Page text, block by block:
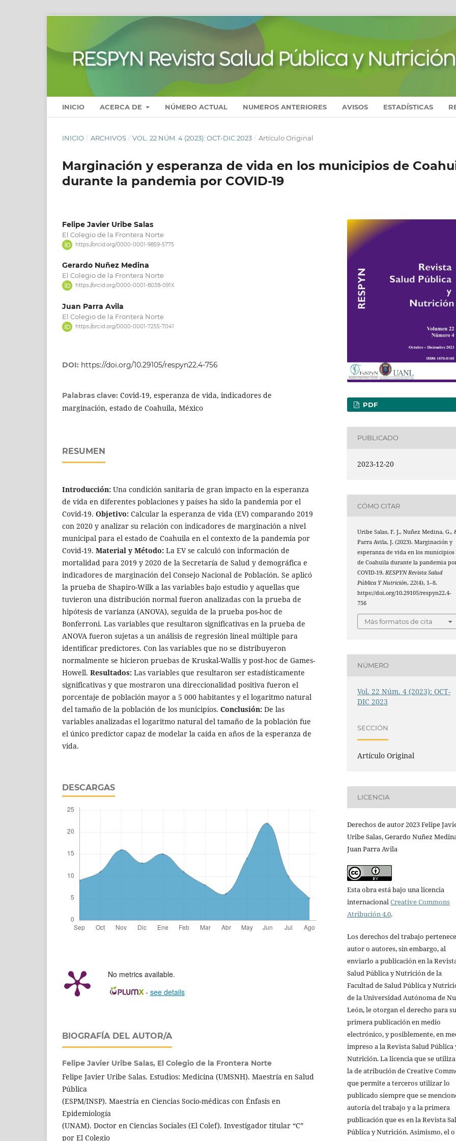
INICIO ACERCA DE NÚMERO ACTUAL NUMEROS ANTERIORES AVISOS ESTADÍSTICAS
INICIO / ARCHIVOS / VOL. 22 NÚM. 4 (2023): OCT-DIC 2023 / Artículo Original
Marginación y esperanza de vida en los municipios de
durante la pandemia por COVID-19
Felipe Javier Uribe Salas
El Colegio de la Frontera Norte
https://orcid.org/0000-0001-9859-5775
Gerardo Nuñez Medina
El Colegio de la Frontera Norte
https://orcid.org/0000-0001-8038-091X
Juan Parra Avila
El Colegio de la Frontera Norte
https://orcid.org/0000-0001-7255-7041
DOI: https://doi.org/10.29105/respyn22.4-756
Palabras clave: Covid-19, esperanza de vida, indicadores de
marginación, estado de Coahuila, México
RESUMEN
Introducción: Una condición sanitaria de gran impacto en la esperanza
de vida en diferentes poblaciones y países ha sido la pandemia por el
Covid-19. Objetivo: Calcular la esperanza de vida (EV) comparando 2019
con 2020 y analizar su relación con indicadores de marginación a nivel
municipal para el estado de Coahuila en el contexto de la pandemia por
Covid-19. Material y Método: La EV se calculó con información de
mortalidad para 2019 y 2020 de la Secretaría de Salud y demográfica e
indicadores de marginación del Consejo Nacional de Población. Se aplicó
la prueba de Shapiro-Wilk a las variables bajo estudio y aquellas que
tuvieron una distribución normal fueron analizadas con la prueba de
hipótesis de varianza (ANOVA), seguida de la prueba pos-hoc de
Bonferroni. Las variables que resultaron significativas en la prueba de
ANOVA fueron sujetas a un análisis de regresión lineal múltiple para
identificar predictores. Con las variables que no se distribuyeron
normalmente se hicieron pruebas de Kruskal-Wallis y post-hoc de Games-
Howell. Resultados: Las variables que resultaron ser estadísticamente
significativas y que mostraron una direccionalidad positiva fueron el
porcentaje de población mayor a 5 000 habitantes y el logaritmo natural
del tamaño de la población de los municipios. Conclusión: De las
variables analizadas el logaritmo natural del tamaño de la población fue
el único predictor capaz de modelar la caída en años de la esperanza de
vida.
DESCARGAS
No metrics available.
- see details
BIOGRAFÍA DEL AUTOR/A
Felipe Javier Uribe Salas, El Colegio de la Frontera Norte
Felipe Javier Uribe Salas. Estudios: Medicina (UMSNH). Maestría en Salud
Pública
(ESPM/INSP). Maestría en Ciencias Socio-médicas con Énfasis en
Epidemiología
(UNAM). Doctor en Ciencias Sociales (El Colef). Investigador titular “C”
por El Colegio
PDF
PUBLICADO
2023-12-20
CÓMO CITAR
Uribe Salas, F. J., Nuñez Medina, G.,
Parra Avila, J. (2023). Marginación y
esperanza de vida en los municipios
de Coahuila durante la pandemia
COVID-19.RESPYN Revista Salud
Pública Y Nutrición,22(4), 1–8.
https://doi.org/10.29105/respyn22.4-
756
Más formatos de cita
NÚMERO
Vol. 22 Núm. 4 (2023): OCT-
DIC 2023
SECCIÓN
Artículo Original
LICENCIA
Derechos de autor 2023 Felipe
Uribe Salas, Gerardo Nuñez
Juan Parra Avila
Esta obra está bajo una licencia
internacionalCreative Commons
Atribución 4.0.
Los derechos del trabajo
autor o autores, sin embargo, al
enviarlo a publicación en la
Salud Pública y Nutrición de la
Facultad de Salud Pública y
de la Universidad Autónoma de
León, le otorgan el derecho para su
primera publicación en medio
electrónico, y posiblemente, en
impreso a la Revista Salud Pública
Nutrición. La licencia que se utiliza
la de atribución de Creative
que permite a terceros utilizar lo
publicado siempre que se
autoría del trabajo y a la primera
publicación que es en la Revista
Pública y Nutrición. Asimismo, el